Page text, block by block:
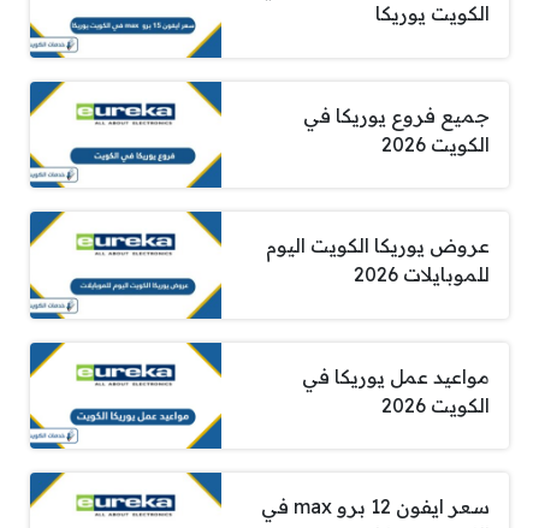
الكويت يوريكا
جميع فروع يوريكا في
الكويت 2026
عروض يوريكا الكويت اليوم
للموبايلات 2026
مواعيد عمل يوريكا في
الكويت 2026
سعر ايفون 12 برو max في